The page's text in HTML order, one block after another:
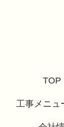
TOP
工事メニュ